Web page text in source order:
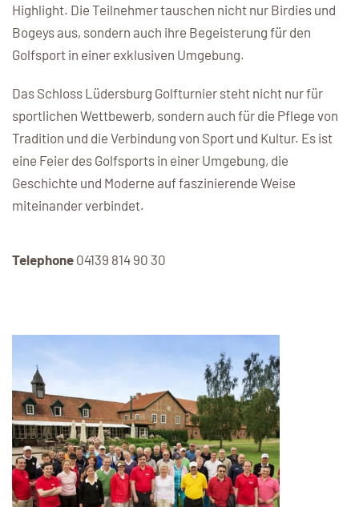
Highlight. Die Teilnehmer tauschen nicht nur Birdies und
Bogeys aus, sondern auch ihre Begeisterung für den
Golfsport in einer exklusiven Umgebung.
Das Schloss Lüdersburg Golfturnier steht nicht nur für
sportlichen Wettbewerb, sondern auch für die Pflege von
Tradition und die Verbindung von Sport und Kultur. Es ist
eine Feier des Golfsports in einer Umgebung, die
Geschichte und Moderne auf faszinierende Weise
miteinander verbindet.
Telephone 04139 814 90 30